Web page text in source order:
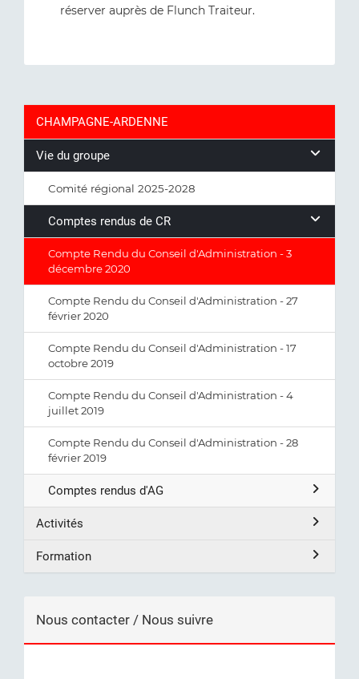
réserver auprès de Flunch Traiteur.
CHAMPAGNE-ARDENNE
Vie du groupe
Comité régional 2025-2028
Comptes rendus de CR
Compte Rendu du Conseil d'Administration - 3
décembre 2020
Compte Rendu du Conseil d'Administration - 27
février 2020
Compte Rendu du Conseil d'Administration - 17
octobre 2019
Compte Rendu du Conseil d'Administration - 4
juillet 2019
Compte Rendu du Conseil d'Administration - 28
février 2019
Comptes rendus d'AG
Activités
Formation
Nous contacter / Nous suivre